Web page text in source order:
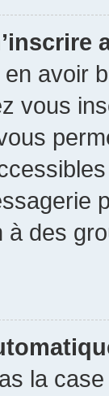
avoir
vous
à des
la